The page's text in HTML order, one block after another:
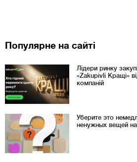
Популярне на сайті
Лідери ринку
«Zakupivli Кращі»
компаній
Уберите это
ненужных вещей